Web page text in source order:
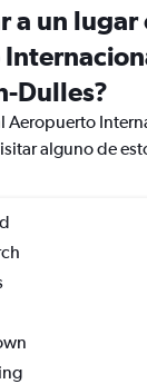
a un lugar
Dulles?
Aeropuerto
alguno de